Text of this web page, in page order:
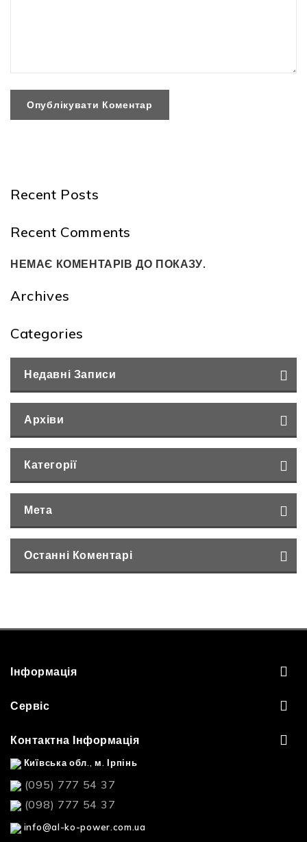
Recent Posts
Recent Comments
НЕМАЄ КОМЕНТАРІВ ДО ПОКАЗУ.
Archives
Categories
Недавні Записи
Архіви
Категорії
Мета
Останні Коментарі
Інформація
Сервіс
Контактна Інформація
Київська обл., м. Ірпінь
(095) 777 54 37
(098) 777 54 37
info@al-ko-power.com.ua